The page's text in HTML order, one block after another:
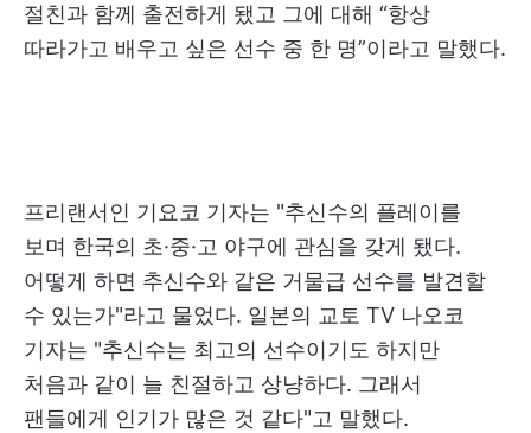
절친과 함께 출전하게 됐고 그에 대해 “항상
따라가고 배우고 싶은 선수 중 한 명”이라고 말했다.
프리랜서인 기요코 기자는 "추신수의 플레이를
보며 한국의 초·중·고 야구에 관심을 갖게 됐다.
어떻게 하면 추신수와 같은 거물급 선수를 발견할
수 있는가"라고 물었다. 일본의 교토 TV 나오코
기자는 "추신수는 최고의 선수이기도 하지만
처음과 같이 늘 친절하고 상냥하다. 그래서
팬들에게 인기가 많은 것 같다"고 말했다.